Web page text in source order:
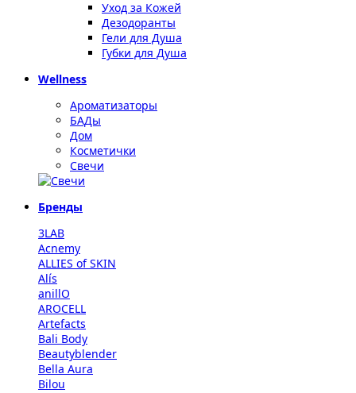
Уход за Кожей
Дезодоранты
Гели для Душа
Губки для Душа
Wellness
Ароматизаторы
БАДы
Дом
Косметички
Свечи
Бренды
3LAB
Acnemy
ALLIES of SKIN
Alís
anillO
AROCELL
Artefacts
Bali Body
Beautyblender
Bella Aura
Bilou